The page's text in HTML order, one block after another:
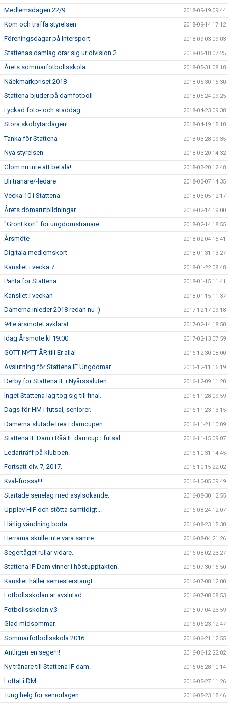
Medlemsdagen 22/9 2018-09-19 09:44
Kom och träffa styrelsen 2018-09-14 17:12
Föreningsdagar på Intersport 2018-09-03 09:03
Stattenas damlag drar sig ur division 2 2018-06-18 07:25
Årets sommarfotbollsskola 2018-05-31 08:18
Näckmarkpriset 2018 2018-05-30 15:30
Stattena bjuder på damfotboll 2018-05-24 09:25
Lyckad foto- och städdag 2018-04-23 09:38
Stora skobytardagen! 2018-04-19 15:10
Tanka för Stattena 2018-03-28 09:35
Nya styrelsen 2018-03-20 14:32
Glöm nu inte att betala! 2018-03-20 12:48
Bli tränare/-ledare 2018-03-07 14:35
Vecka 10 i Stattena 2018-03-05 12:17
Årets domarutbildningar 2018-02-14 19:00
"Grönt kort" för ungdomstränare 2018-02-14 18:55
Årsmöte 2018-02-04 15:41
Digitala medlemskort 2018-01-31 13:27
Kansliet i vecka 7 2018-01-22 08:48
Panta för Stattena 2018-01-15 11:41
Kansliet i veckan 2018-01-15 11:37
Damerna inleder 2018 redan nu :) 2017-12-17 09:18
94:e årsmötet avklarat 2017-02-14 18:50
Idag Årsmöte kl 19.00. 2017-02-13 07:59
GOTT NYTT ÅR till Er alla! 2016-12-30 08:00
Avslutning för Stattena IF Ungdomar. 2016-12-11 16:19
Derby för Stattena IF i Nyårssaluten. 2016-12-09 11:20
Inget Stattena lag tog sig till final. 2016-11-28 09:59
Dags för HM i futsal, seniorer. 2016-11-23 13:15
Damerna slutade trea i damcupen. 2016-11-21 10:09
Stattena IF Dam i Råå IF damcup i futsal. 2016-11-15 09:07
Ledarträff på klubben. 2016-10-31 14:45
Fortsatt div. 7, 2017. 2016-10-15 22:02
Kval-frossa!!! 2016-10-05 09:49
Startade serielag med asylsökande. 2016-08-30 12:55
Upplev HIF och stötta samtidigt... 2016-08-24 12:07
Härlig vändning borta... 2016-08-23 15:30
Herrarna skulle inte vara sämre... 2016-08-04 21:26
Segertåget rullar vidare. 2016-08-02 23:27
Stattena IF Dam vinner i höstupptakten. 2016-07-30 16:50
Kansliet håller semesterstängt. 2016-07-08 12:00
Fotbollsskolan är avslutad. 2016-07-08 08:53
Fotbollsskolan v.3 2016-07-04 23:59
Glad midsommar. 2016-06-23 12:47
Sommarfotbollsskola 2016 2016-06-21 12:55
Äntligen en seger!!! 2016-06-12 22:02
Ny tränare till Stattena IF dam. 2016-05-28 10:14
Lottat i DM. 2016-05-27 11:26
Tung helg för seniorlagen. 2016-05-23 15:46